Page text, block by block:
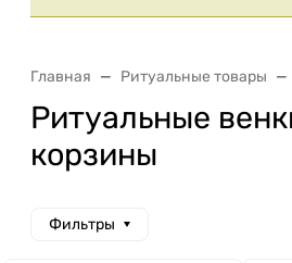
Главная Ритуальные товары
Ритуальные
корзины
Фильтры